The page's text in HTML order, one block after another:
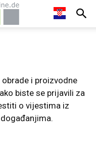
i proizvodne
biste se prijavili za
o vijestima iz